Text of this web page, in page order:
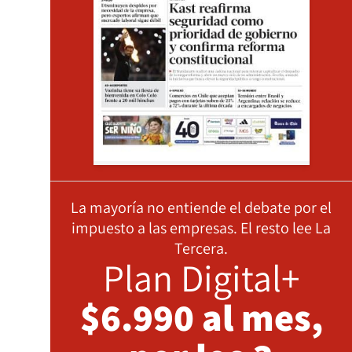
La mayoría no entiende el debate por el
impuesto a las empresas. El resto lee La
Tercera.
Plan Digital+
$6.990 al mes,